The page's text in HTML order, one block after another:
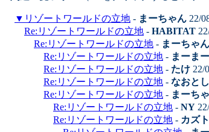
▼ リゾートワールドの立地 - まーちゃん 22/
Re:リゾートワールドの立地 - HABITAT
Re:リゾートワールドの立地 - まーちゃん
Re:リゾートワールドの立地 - まーま
Re:リゾートワールドの立地 - たけ 22/
Re:リゾートワールドの立地 - なおとし
Re:リゾートワールドの立地 - まーち
Re:リゾートワールドの立地 - NY
Re:リゾートワールドの立地 - カズ